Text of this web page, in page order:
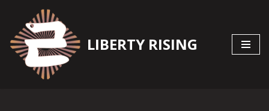
Zum
Inhalt
springen
LIBERTY RISING